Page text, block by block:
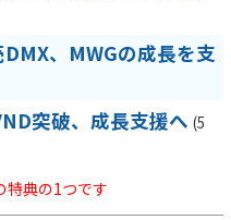
DMX、MWGの成長を支
突破、成長支援へ (5
特典の1つです